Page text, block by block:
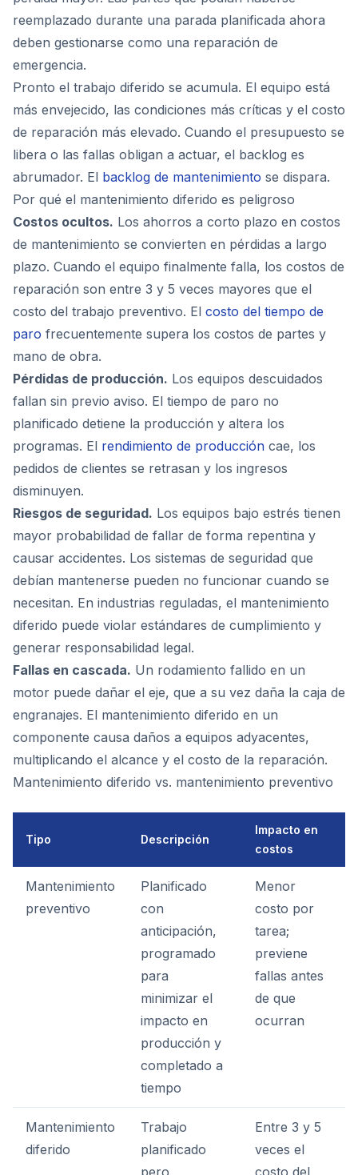
reemplazado durante una parada planificada ahora
deben gestionarse como una reparación de
emergencia.
Pronto el trabajo diferido se acumula. El equipo está
más envejecido, las condiciones más críticas y el costo
de reparación más elevado. Cuando el presupuesto se
libera o las fallas obligan a actuar, el backlog es
abrumador. El backlog de mantenimiento se dispara.
Por qué el mantenimiento diferido es peligroso
Costos ocultos. Los ahorros a corto plazo en costos
de mantenimiento se convierten en pérdidas a largo
plazo. Cuando el equipo finalmente falla, los costos de
reparación son entre 3 y 5 veces mayores que el
costo del trabajo preventivo. El costo del tiempo de
paro frecuentemente supera los costos de partes y
mano de obra.
Pérdidas de producción. Los equipos descuidados
fallan sin previo aviso. El tiempo de paro no
planificado detiene la producción y altera los
programas. El rendimiento de producción cae, los
pedidos de clientes se retrasan y los ingresos
disminuyen.
Riesgos de seguridad. Los equipos bajo estrés tienen
mayor probabilidad de fallar de forma repentina y
causar accidentes. Los sistemas de seguridad que
debían mantenerse pueden no funcionar cuando se
necesitan. En industrias reguladas, el mantenimiento
diferido puede violar estándares de cumplimiento y
generar responsabilidad legal.
Fallas en cascada. Un rodamiento fallido en un
motor puede dañar el eje, que a su vez daña la caja de
engranajes. El mantenimiento diferido en un
componente causa daños a equipos adyacentes,
multiplicando el alcance y el costo de la reparación.
Mantenimiento diferido vs. mantenimiento preventivo
Tipo Descripción
Impacto en
costos
Mantenimiento
preventivo
Planificado
con
anticipación,
programado
para
minimizar el
impacto en
producción y
completado a
tiempo
Menor
costo por
tarea;
previene
fallas antes
de que
ocurran
Mantenimiento
diferido
Trabajo
planificado
pero
Entre 3 y 5
veces el
costo del